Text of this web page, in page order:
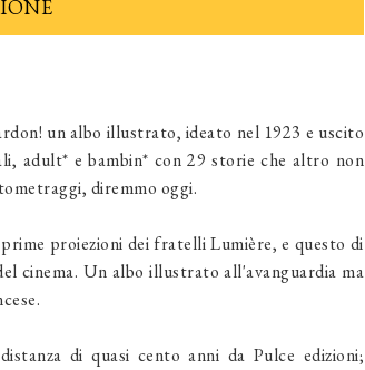
un albo illustrato, ideato nel 1923 e uscito
adult* e bambin* con 29 storie che altro non
diremmo oggi.
proiezioni dei fratelli Lumière, e questo di
cinema. Un albo illustrato all'avanguardia ma
di quasi cento anni da Pulce edizioni;